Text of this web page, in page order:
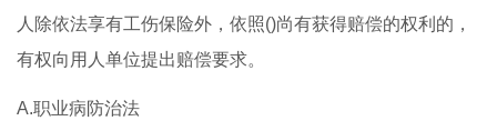
人除依法享有工伤保险外，依照()尚有获得赔偿的权利的，
有权向用人单位提出赔偿要求。
A.职业病防治法